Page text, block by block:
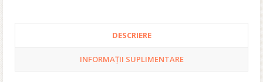
DESCRIERE
INFORMAȚII SUPLIMENTARE